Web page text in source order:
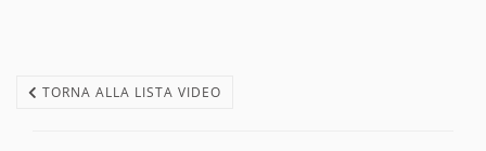
TORNA ALLA LISTA VIDEO